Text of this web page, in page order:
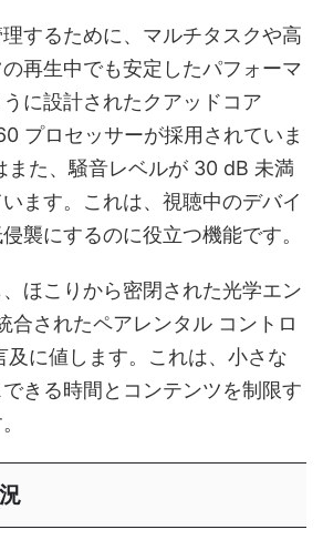
するために、マルチタスクや高
再生中でも安定したパフォーマ
に設計されたクアッドコア
プロセッサーが採用されていま
た、騒音レベルが 30 dB 未満
ます。これは、視聴中のデバイ
襲にするのに役立つ機能です。
ほこりから密閉された光学エン
合されたペアレンタル コントロ
及に値します。これは、小さな
きる時間とコンテンツを制限す